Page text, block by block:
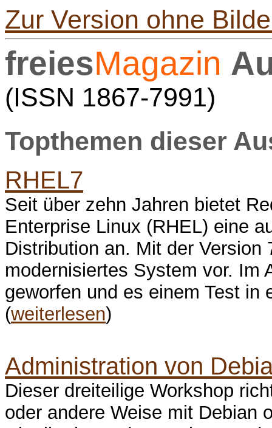
Zur Version ohne
freiesMagazin
(ISSN 1867-7991)
Topthemen dieser
RHEL7
Seit über zehn Jahren bietet
Enterprise Linux (RHEL) eine
Distribution an. Mit der
modernisiertes System vor. Im
geworfen und es einem Test in
(weiterlesen)
Administration von
Dieser dreiteilige Workshop
oder andere Weise mit Debian